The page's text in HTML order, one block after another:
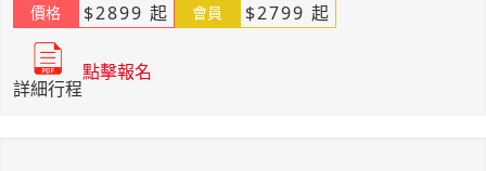
價格
$2899 起 會員 $2799 起
詳細行程
點擊報名